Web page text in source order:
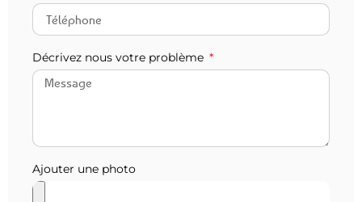
Décrivez nous votre problème
Ajouter une photo